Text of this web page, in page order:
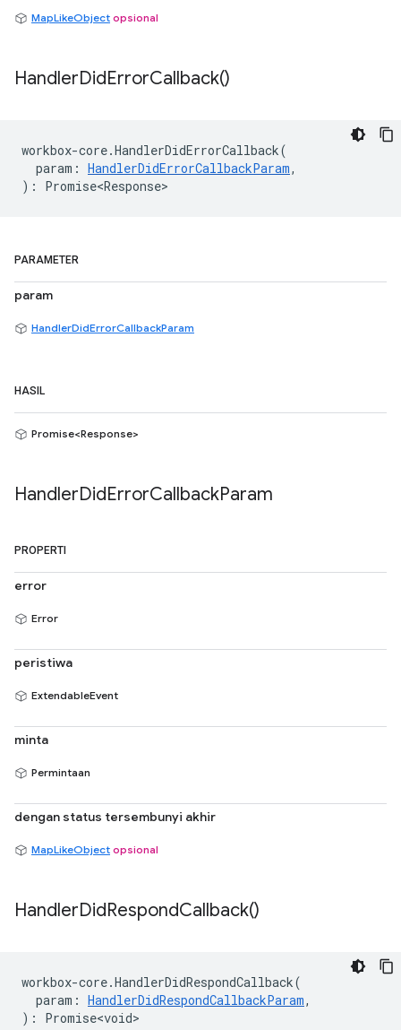
MapLikeObject opsional
HandlerDidErrorCallback()
workbox-core.HandlerDidErrorCallback(
param : HandlerDidErrorCallbackParam,
) : Promise<Response>
PARAMETER
param
HandlerDidErrorCallbackParam
HASIL
Promise<Response>
HandlerDidErrorCallbackParam
PROPERTI
error
Error
peristiwa
ExtendableEvent
minta
Permintaan
dengan status tersembunyi akhir
MapLikeObject opsional
HandlerDidRespondCallback()
workbox-core.HandlerDidRespondCallback(
param : HandlerDidRespondCallbackParam,
) : Promise<void>